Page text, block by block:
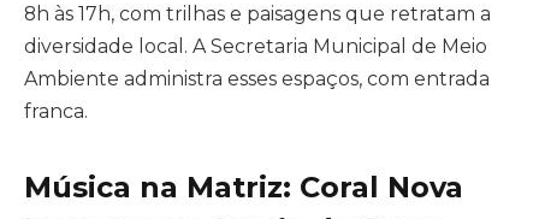
8h às 17h, com trilhas e paisagens que retratam a
diversidade local. A Secretaria Municipal de Meio
Ambiente administra esses espaços, com entrada
franca.
Música na Matriz: Coral Nova